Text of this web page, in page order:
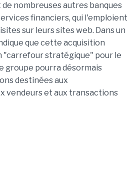
nombreuses autres banques
financiers, qui l'emploient
sur leurs sites web. Dans un
que cette acquisition
"carrefour stratégique" pour le
groupe pourra désormais
destinées aux
vendeurs et aux transactions